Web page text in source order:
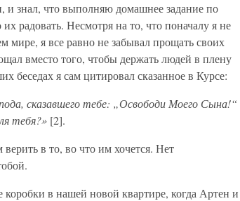
и знал, что выполняю домашнее задание по
радовать. Несмотря на то, что поначалу я не
я все равно не забывал прощать своих
вместо того, чтобы держать людей в плену
я сам цитировал сказанное в Курсе:
сказавшего тебе: „Освободи Моего Сына!“
тебя?» [2].
в то, во что им хочется. Нет
коробки в нашей новой квартире, когда Артен и